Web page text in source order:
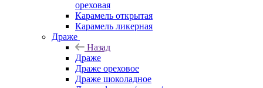
ореховая
Карамель открытая
Карамель ликерная
Драже
Назад
Драже
Драже ореховое
Драже шоколадное